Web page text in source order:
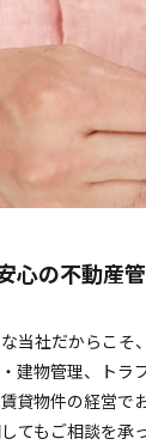
心の不動産
当社だからこそ
建物管理、トラ
貸物件の経営で
てもご相談を承